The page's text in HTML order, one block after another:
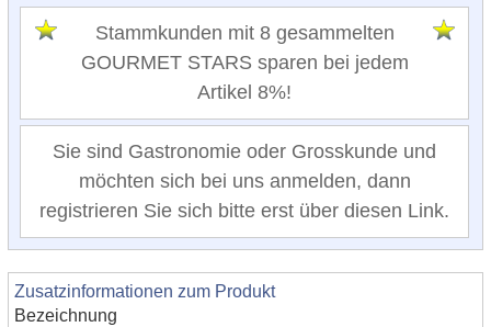
Stammkunden mit 8 gesammelten
GOURMET STARS sparen bei jedem
Artikel 8%!
Sie sind Gastronomie oder Grosskunde und
möchten sich bei uns anmelden, dann
registrieren Sie sich bitte erst über diesen Link.
Zusatzinformationen zum Produkt
Bezeichnung